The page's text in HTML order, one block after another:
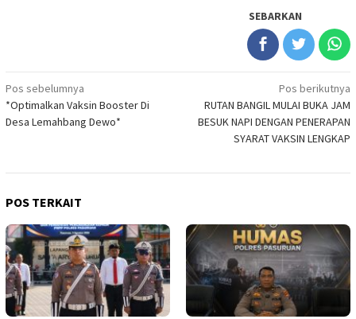
SEBARKAN
Navigasi
pos
Pos sebelumnya
*Optimalkan Vaksin Booster Di
Desa Lemahbang Dewo*
Pos berikutnya
RUTAN BANGIL MULAI BUKA JAM
BESUK NAPI DENGAN PENERAPAN
SYARAT VAKSIN LENGKAP
POS TERKAIT